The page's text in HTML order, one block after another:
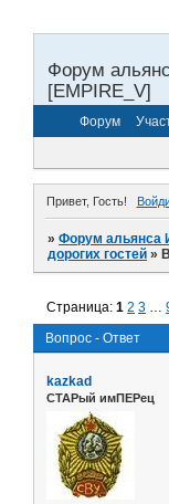
Форум
[EMPIRE_V]
Форум
Привет, Гость!
»Форум альянса
дорогих гостей »
Вопрос - Ответ
Страница:1 2 3 …
kazkad
СТАРый имПЕРец